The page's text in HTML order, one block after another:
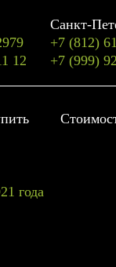
12
Санкт-
+7 (812)
+7 (999)
года